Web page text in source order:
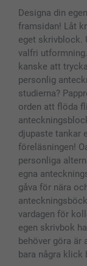
Fotoramar &
Presentkort
Alla
Investor
Status på
Designa din
framsidan! Låt
eget skrivblock.
valfri
kanske att
personlig
studierna?
orden att flöda
djupaste tankar
föreläsningen!
personliga
egna
gåva för nära
vardagen för
egen skrivbok
behöver göra är
bara några klick